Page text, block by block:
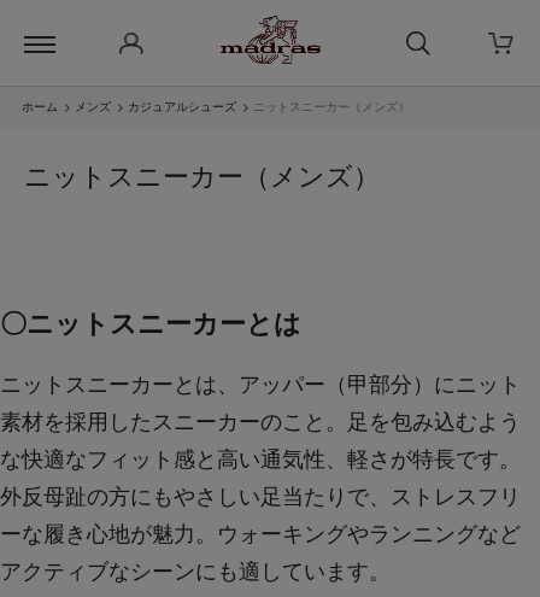
ホーム > メンズ > カジュアルシューズ > ニットスニーカー（メンズ）
ニットスニーカー（メンズ）
〇ニットスニーカーとは
ニットスニーカーとは、アッパー（甲部分）にニット
素材を採用したスニーカーのこと。足を包み込むよう
な快適なフィット感と高い通気性、軽さが特長です。
外反母趾の方にもやさしい足当たりで、ストレスフリ
ーな履き心地が魅力。ウォーキングやランニングなど
アクティブなシーンにも適しています。